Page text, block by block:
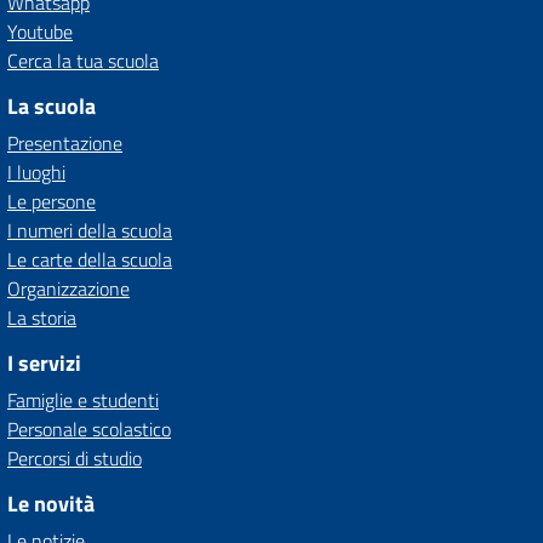
Youtube
Cerca la tua scuola
La scuola
Presentazione
I luoghi
Le persone
I numeri della scuola
Le carte della scuola
Organizzazione
La storia
I servizi
Famiglie e studenti
Personale scolastico
Percorsi di studio
Le novità